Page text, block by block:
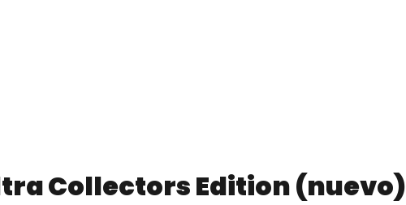
Collectors Edition (nuevo)